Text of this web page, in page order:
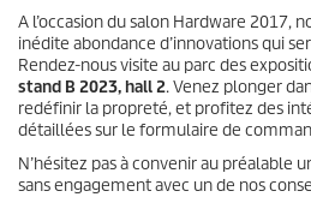
A l’occasion du salon Hardware 2017,
inédite abondance d’innovations qui
Rendez-nous visite au parc des
stand B 2023, hall 2. Venez plonger
redéfinir la propreté, et profitez des
détaillées sur le formulaire de
N’hésitez pas à convenir au préalable
sans engagement avec un de nos